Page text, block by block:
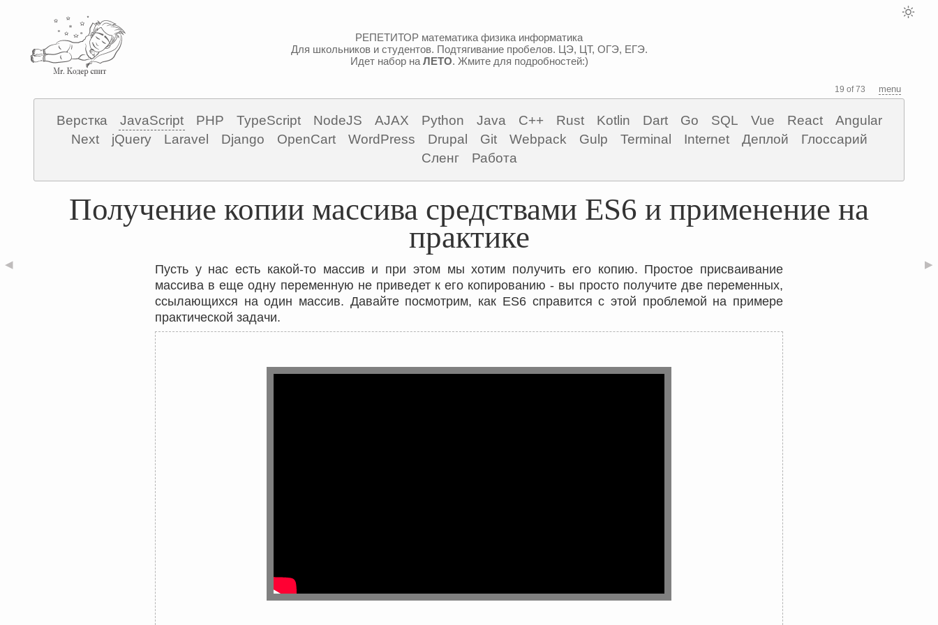
РЕПЕТИТОР математика физика информатика
Для школьников и студентов. Подтягивание пробелов. ЦЭ, ЦТ, ОГЭ, ЕГЭ.
Идет набор на ЛЕТО. Жмите для подробностей:)
19 of 73 menu
Верстка JavaScript PHP TypeScript NodeJS AJAX Python Java C++ Rust Kotlin Dart Go SQL Vue React
Angular
Next
jQuery Laravel Django OpenCart WordPress Drupal Git Webpack Gulp Terminal Internet Деплой
Глоссарий
Сленг
Работа
◀ ▶
Получение копии массива средствами ES6 и применение на
практике
Пусть у нас есть какой-то массив и при этом мы хотим получить его копию. Простое присваивание
массива в еще одну переменную не приведет к его копированию - вы просто получите две переменных,
ссылающихся на один массив. Давайте посмотрим, как ES6 справится с этой проблемой на примере
практической задачи.